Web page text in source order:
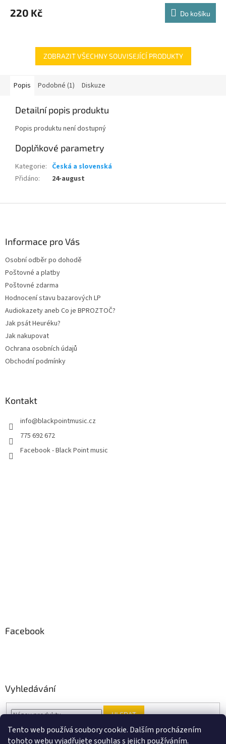
Tento web používá soubory cookie. Dalším procházením
tohoto webu vyjadřujete souhlas s jejich používáním.
220 Kč Do košíku
ZOBRAZIT VŠECHNY SOUVISEJÍCÍ PRODUKTY
Popis Podobné (1) Diskuze
Detailní popis produktu
Popis produktu není dostupný
Doplňkové parametry
Kategorie: Česká a slovenská
Přidáno: 24-august
Informace pro Vás
Osobní odběr po dohodě
Poštovné a platby
Poštovné zdarma
Hodnocení stavu bazarových LP
Audiokazety aneb Co je BPROZTOČ?
Jak psát Heuréku?
Jak nakupovat
Ochrana osobních údajů
Obchodní podmínky
Kontakt
info@blackpointmusic.cz
775 692 672
Facebook - Black Point music
Facebook
Vyhledávání
HLEDAT